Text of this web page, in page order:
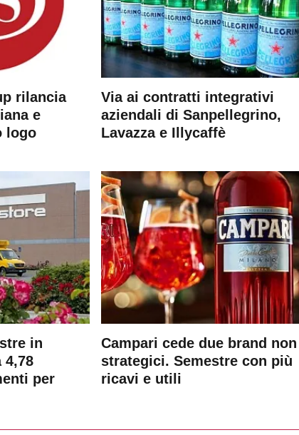
rilancia
e
logo
Via ai contratti integrativi
aziendali di Sanpellegrino,
Lavazza e Illycaffè
in
4,78
per
Campari cede due brand non
strategici. Semestre con più
ricavi e utili